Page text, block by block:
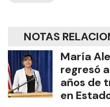
NOTAS
María
regresó
años de
en